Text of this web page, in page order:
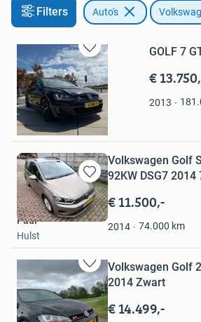
Filters Auto's
Bewaren
in
Mijn
Favorieten
GOLF 7
€
2013
SP Motoren
Velserbroek
Bewaren
in
Mijn
Favorieten
Volkswagen Golf
92KW DSG7
€ 11.500,-
2014 74.000 km
Paul
Hulst
Bewaren
in
Mijn
Favorieten
Volkswagen Golf
2014 Zwart
€ 14.499,-